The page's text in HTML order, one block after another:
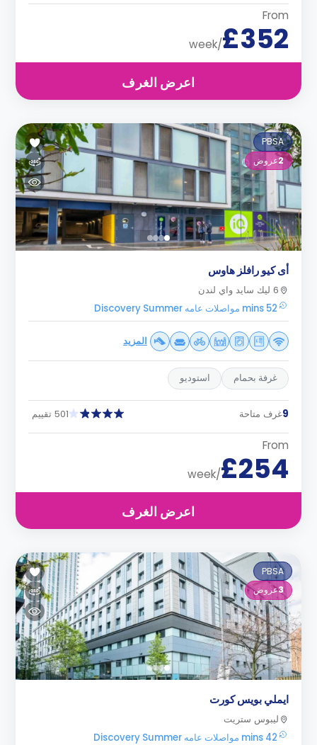
From
£352
/week
اعرض الغرف
PBSA
2عروض
أى كيو رافلز هاوس
6 ليك سايد واي لندن
52 mins مواصلات عامه Discovery Summer
المزيد
غرفة بحمام استوديو
9غرف متاحة 501 تقييم
From
£254
/week
اعرض الغرف
PBSA
3عروض
ايملي بويس كورت
ليبوس ستريت
42 mins مواصلات عامه Discovery Summer